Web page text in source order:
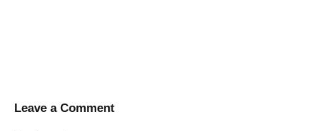
Leave a Comment